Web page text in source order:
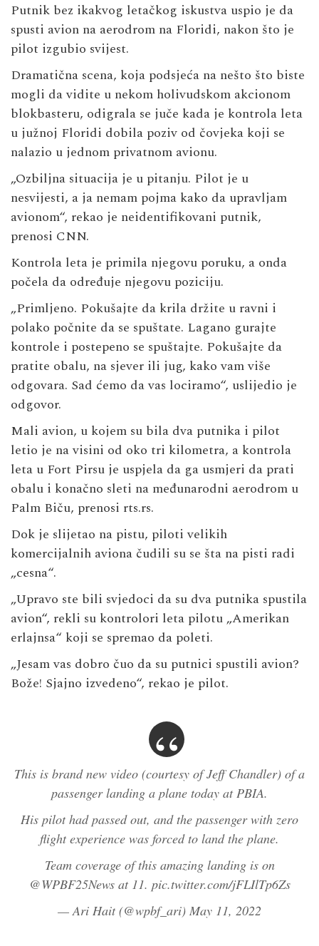
Putnik bez ikakvog letačkog iskustva uspio je da
spusti avion na aerodrom na Floridi, nakon što je
pilot izgubio svijest.
Dramatična scena, koja podsjeća na nešto što biste
mogli da vidite u nekom holivudskom akcionom
blokbasteru, odigrala se juče kada je kontrola leta
u južnoj Floridi dobila poziv od čovjeka koji se
nalazio u jednom privatnom avionu.
„Ozbiljna situacija je u pitanju. Pilot je u
nesvijesti, a ja nemam pojma kako da upravljam
avionom“, rekao je neidentifikovani putnik,
prenosi CNN.
Kontrola leta je primila njegovu poruku, a onda
počela da određuje njegovu poziciju.
„Primljeno. Pokušajte da krila držite u ravni i
polako počnite da se spuštate. Lagano gurajte
kontrole i postepeno se spuštajte. Pokušajte da
pratite obalu, na sjever ili jug, kako vam više
odgovara. Sad ćemo da vas lociramo“, uslijedio je
odgovor.
Mali avion, u kojem su bila dva putnika i pilot
letio je na visini od oko tri kilometra, a kontrola
leta u Fort Pirsu je uspjela da ga usmjeri da prati
obalu i konačno sleti na međunarodni aerodrom u
Palm Biču, prenosi rts.rs.
Dok je slijetao na pistu, piloti velikih
komercijalnih aviona čudili su se šta na pisti radi
„cesna“.
„Upravo ste bili svjedoci da su dva putnika spustila
avion“, rekli su kontrolori leta pilotu „Amerikan
erlajnsa“ koji se spremao da poleti.
„Jesam vas dobro čuo da su putnici spustili avion?
Bože! Sjajno izvedeno“, rekao je pilot.
This is brand new video (courtesy of Jeff Chandler) of a
passenger landing a plane today at PBIA.
His pilot had passed out, and the passenger with zero
flight experience was forced to land the plane.
Team coverage of this amazing landing is on
@WPBF25Newsat 11. pic.twitter.com/jFLIlTp6Zs
— Ari Hait (@wpbf_ari) May 11, 2022